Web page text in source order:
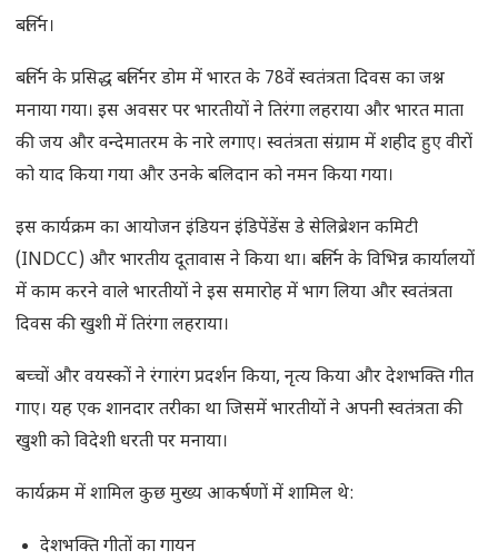
बर्लिन।
बर्लिन के प्रसिद्ध बर्लिनर डोम में भारत के 78वें स्वतंत्रता दिवस का जश्न
मनाया गया। इस अवसर पर भारतीयों ने तिरंगा लहराया और भारत माता
की जय और वन्देमातरम के नारे लगाए। स्वतंत्रता संग्राम में शहीद हुए वीरों
को याद किया गया और उनके बलिदान को नमन किया गया।
इस कार्यक्रम का आयोजन इंडियन इंडिपेंडेंस डे सेलिब्रेशन कमिटी
(INDCC) और भारतीय दूतावास ने किया था। बर्लिन के विभिन्न कार्यालयों
में काम करने वाले भारतीयों ने इस समारोह में भाग लिया और स्वतंत्रता
दिवस की खुशी में तिरंगा लहराया।
बच्चों और वयस्कों ने रंगारंग प्रदर्शन किया, नृत्य किया और देशभक्ति गीत
गाए। यह एक शानदार तरीका था जिसमें भारतीयों ने अपनी स्वतंत्रता की
खुशी को विदेशी धरती पर मनाया।
कार्यक्रम में शामिल कुछ मुख्य आकर्षणों में शामिल थे:
देशभक्ति गीतों का गायन